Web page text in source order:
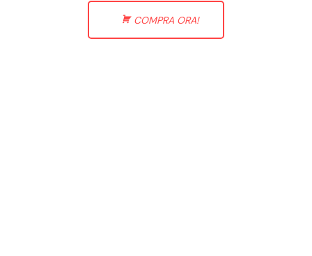
COMPRA ORA!